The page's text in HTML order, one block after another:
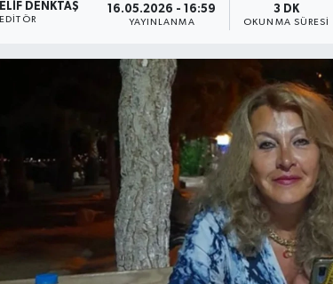
ELIF DENKTAŞ
EDITÖR
16.05.2026 - 16:59
YAYINLANMA
3 DK
OKUNMA SÜRESI